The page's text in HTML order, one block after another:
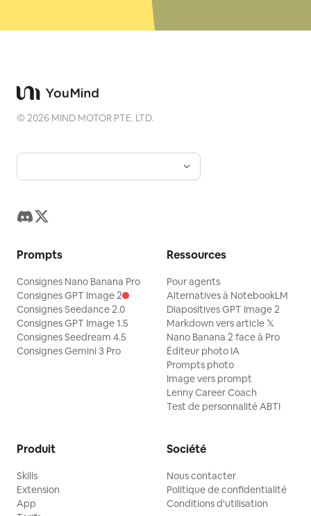
©2026 MIND MOTOR PTE. LTD.
Prompts
Consignes Nano Banana Pro
Consignes GPT Image 2
Consignes Seedance 2.0
Consignes GPT Image 1.5
Consignes Seedream 4.5
Consignes Gemini 3 Pro
Ressources
Pour agents
Alternatives à NotebookLM
Diapositives GPT Image 2
Markdown vers article 𝕏
Nano Banana 2 face à Pro
Éditeur photo IA
Prompts photo
Image vers prompt
Lenny Career Coach
Test de personnalité ABTI
Produit
Skills
Extension
App
Société
Nous contacter
Politique de confidentialité
Conditions d'utilisation